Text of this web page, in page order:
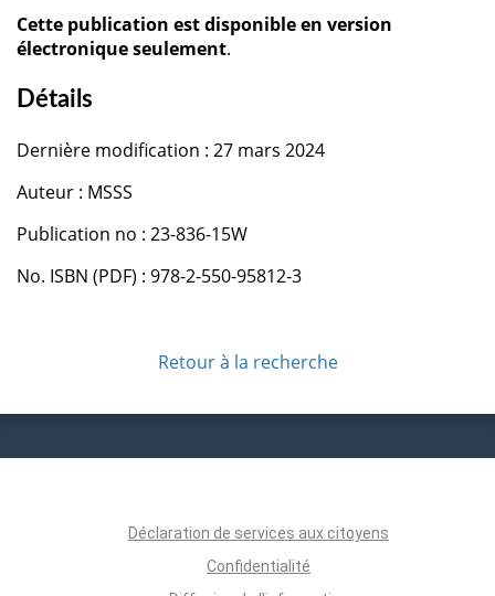
Cette publication est disponible en version
électronique seulement.
Détails
Dernière modification : 27 mars 2024
Auteur : MSSS
Publication no : 23-836-15W
No. ISBN (PDF) : 978-2-550-95812-3
Retour à la recherche
Déclaration de services aux citoyens
Confidentialité